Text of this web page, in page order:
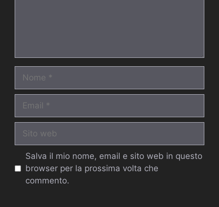
Salva il mio nome, email e sito web in questo
browser per la prossima volta che
commento.